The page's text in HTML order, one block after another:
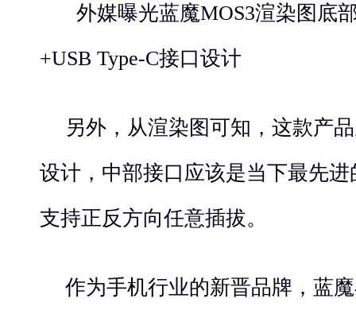
外媒曝光蓝魔MOS3渲染图底
+USB Type-C接口设计
另外，从渲染图可知，这款产
设计，中部接口应该是当下最先进
支持正反方向任意插拔。
作为手机行业的新晋品牌，蓝